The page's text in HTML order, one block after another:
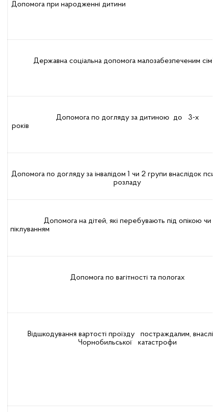
Допомога при народженні дитини
Державна соціальна допомога малозабезпеченим
Допомога по догляду за дитиною до 3-х
років
Допомога по догляду за інвалідом 1 чи 2 групи внаслідок
розладу
Допомога на дітей, які перебувають під опікою чи
піклуванням
Допомога по вагітності та пологах
Відшкодування вартості проїзду постраждалим,
Чорнобильської катастрофи